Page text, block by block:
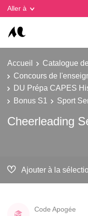
Aller à
Accueil
Catalogue
Concours de
DU Prépa CAPES
Bonus S1
Sport
Cheerleading
Ajouter à la
Code Apogée
Gestion des cookies